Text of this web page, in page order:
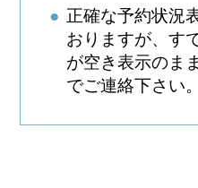
正確な予約状況
おりますが、す
が空き表示のま
でご連絡下さい。